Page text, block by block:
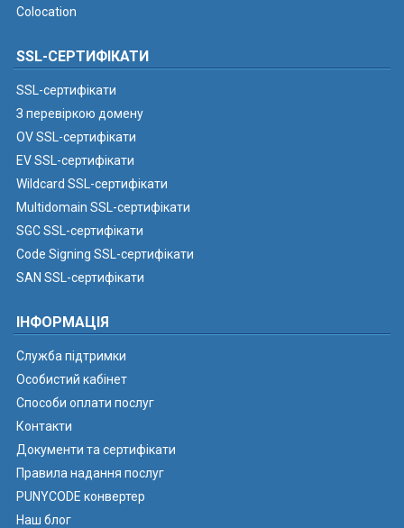
Colocation
SSL-СЕРТИФІКАТИ
SSL-сертифікати
З перевіркою домену
OV SSL-сертифікати
EV SSL-сертифікати
Wildcard SSL-сертифікати
Multidomain SSL-сертифікати
SGC SSL-сертифікати
Code Signing SSL-сертифікати
SAN SSL-сертифікати
ІНФОРМАЦІЯ
Служба підтримки
Особистий кабінет
Способи оплати послуг
Контакти
Документи та сертифікати
Правила надання послуг
PUNYCODE конвертер
Наш блог